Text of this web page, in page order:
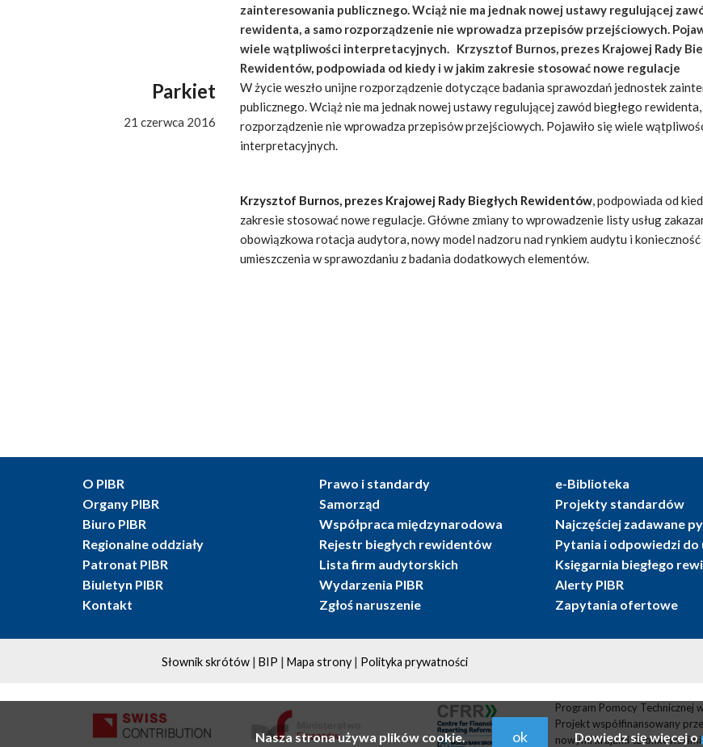
zainteresowania publicznego. Wciąż nie ma jednak nowej ustawy regulującej
rewidenta, a samo rozporządzenie nie wprowadza przepisów przejściowych.
wiele wątpliwości interpretacyjnych. Krzysztof Burnos, prezes Krajowej Rady
Rewidentów, podpowiada od kiedy i w jakim zakresie stosować nowe regulacje
Parkiet
21 czerwca 2016
W życie weszło unijne rozporządzenie dotyczące badania sprawozdań jednostek
publicznego. Wciąż nie ma jednak nowej ustawy regulującej zawód biegłego rewidenta,
rozporządzenie nie wprowadza przepisów przejściowych. Pojawiło się wiele
interpretacyjnych.
Krzysztof Burnos, prezes Krajowej Rady Biegłych Rewidentów, podpowiada od
zakresie stosować nowe regulacje. Główne zmiany to wprowadzenie listy usług
obowiązkowa rotacja audytora, nowy model nadzoru nad rynkiem audytu i konieczność
umieszczenia w sprawozdaniu z badania dodatkowych elementów.
O PIBR
Organy PIBR
Biuro PIBR
Regionalne oddziały
Patronat PIBR
Biuletyn PIBR
Kontakt
Prawo i standardy
Samorząd
Współpraca międzynarodowa
Rejestr biegłych rewidentów
Lista firm audytorskich
Wydarzenia PIBR
Zgłoś naruszenie
e-Biblioteka
Projekty standardów
Najczęściej zadawane
Pytania i odpowiedzi do
Księgarnia biegłego
Alerty PIBR
Zapytania ofertowe
Słownik skrótów| BIP | Mapa strony| Polityka prywatności
Program Pomocy Technicznej
Projekt współfinansowany
nowymi krajami
Nasza strona używa plików cookie. ok Dowiedz się więcej o